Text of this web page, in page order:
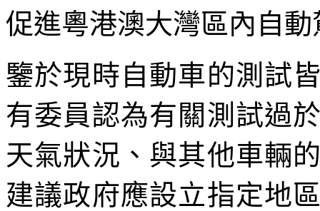
促進粵港澳大灣區內自
鑒於現時自動車的測試
有委員認為有關測試過
天氣狀況、與其他車輛
建議政府應設立指定地